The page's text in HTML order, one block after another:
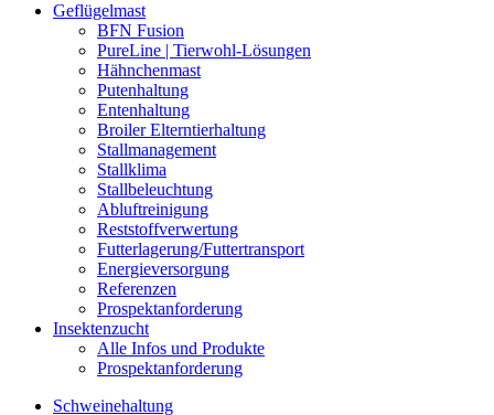
Geflügelmast
BFN Fusion
PureLine | Tierwohl-Lösungen
Hähnchenmast
Putenhaltung
Entenhaltung
Broiler Elterntierhaltung
Stallmanagement
Stallklima
Stallbeleuchtung
Abluftreinigung
Reststoffverwertung
Futterlagerung/Futtertransport
Energieversorgung
Referenzen
Prospektanforderung
Insektenzucht
Alle Infos und Produkte
Prospektanforderung
Schweinehaltung